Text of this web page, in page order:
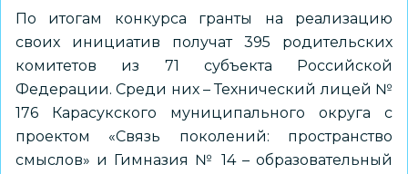
По итогам конкурса гранты на реализацию
своих инициатив получат 395 родительских
комитетов из 71 субъекта Российской
Федерации. Среди них – Технический лицей №
176 Карасукского муниципального округа с
проектом «Связь поколений: пространство
смыслов» и Гимназия № 14 – образовательный